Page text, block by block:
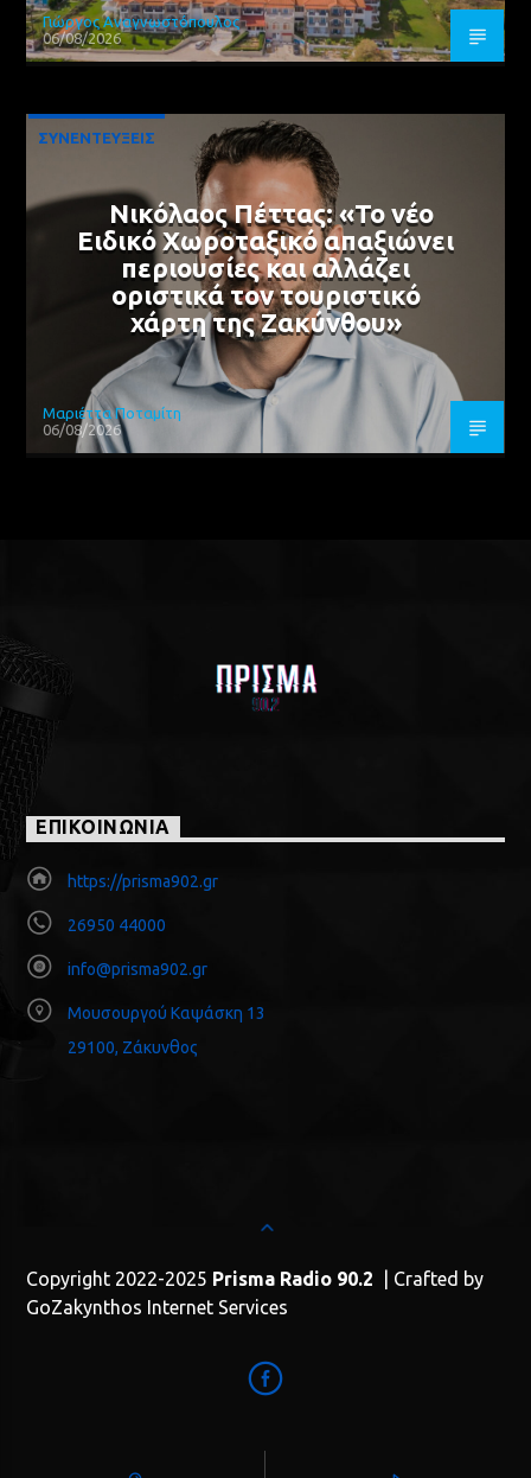
Γιώργος Αναγνωστόπουλος
06/08/2026
ΣΥΝΕΝΤΕΥΞΕΙΣ
Νικόλαος Πέττας: «Το νέο
Ειδικό Χωροταξικό απαξιώνει
περιουσίες και αλλάζει
οριστικά τον τουριστικό
χάρτη της Ζακύνθου»
Μαριέττα Ποταμίτη
06/08/2026
ΕΠΙΚΟΙΝΩΝΙΑ
https://prisma902.gr
26950 44000
info@prisma902.gr
Μουσουργού Καψάσκη 13
29100, Ζάκυνθος
Copyright 2022-2025 Prisma Radio 90.2 | Crafted by
GoZakynthos Internet Services